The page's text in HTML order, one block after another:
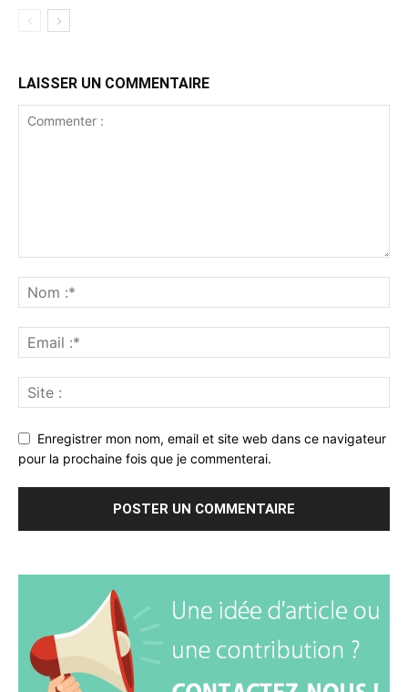
LAISSER UN COMMENTAIRE
Enregistrer mon nom, email et site web dans ce navigateur
pour la prochaine fois que je commenterai.